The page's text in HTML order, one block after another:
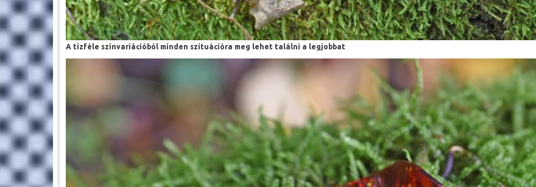
A tízféle színvariációból minden szituációra meg lehet találni a legjobbat